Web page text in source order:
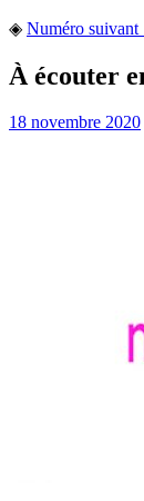
◈ Numéro
À écouter
18 novembre 2020